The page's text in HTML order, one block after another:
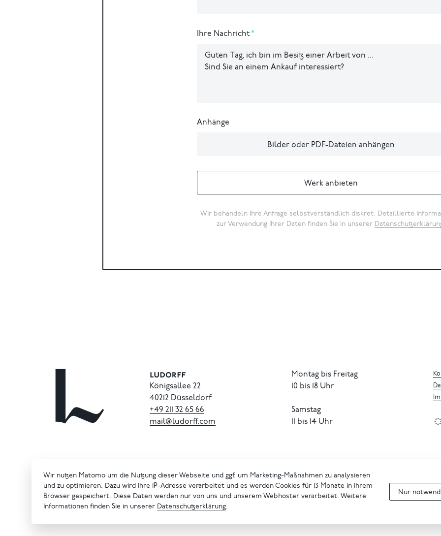
Ihre Nachricht
Anhänge
Bilder oder PDF-Dateien anhängen
Werk anbieten
Wir behandeln Ihre Anfrage selbstverständlich diskret. Detaillierte
zur Verwendung Ihrer Daten finden Sie in unserer
Königsallee 22
40212 Düsseldorf
+49 211 32 65 66
mail@ludorff.com
Montag bis Freitag
10 bis 18 Uhr
Samstag
11 bis 14 Uhr
Wir nutzen Matomo um die Nutzung dieser Webseite und ggf. um Marketing-Maßnahmen zu analysieren
und zu optimieren. Dazu wird Ihre IP-Adresse verarbeitet und es werden Cookies für 13 Monate in Ihrem
Browser gespeichert. Diese Daten werden nur von uns und unserem Webhoster verarbeitet. Weitere
Informationen finden Sie in unserer Datenschutzerklärung.
Nur